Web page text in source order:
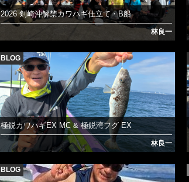
2026 剣崎沖解禁カワハギ仕立て・B船
林良一
極鋭カワハギEX MC & 極鋭湾フグ EX
林良一
BLOG
BLOG